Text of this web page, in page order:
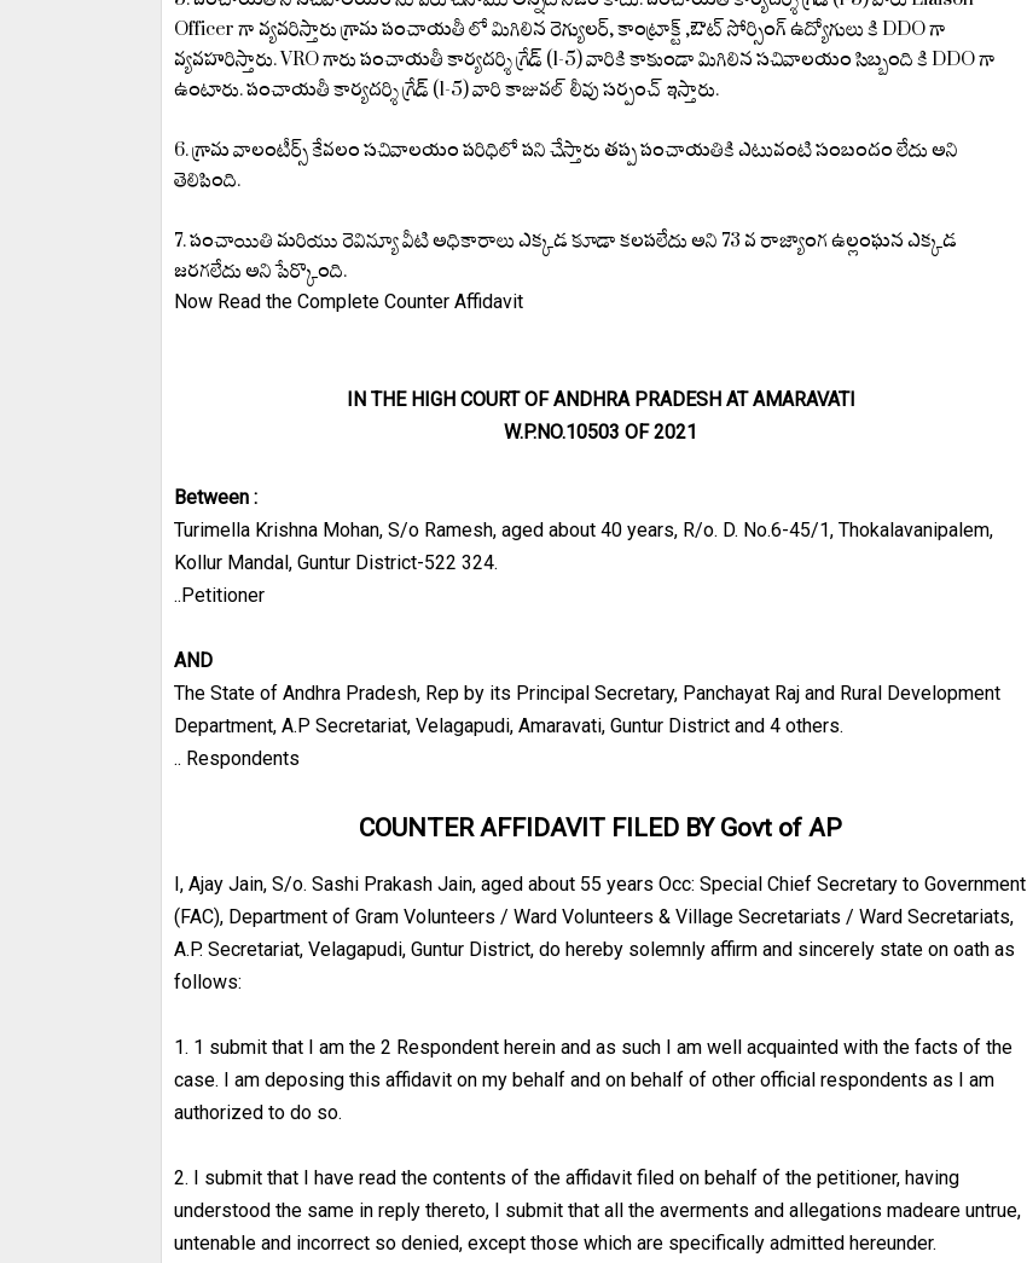
Officer గా వ్యవరిస్తారు గ్రామ పంచాయతీ లో మిగిలిన రెగ్యులర్, కాంట్రాక్ట్ ,ఔట్ సోర్సింగ్ ఉద్యోగులు కి DDO గా
వ్యవహరిస్తారు. VRO గారు పంచాయతీ కార్యదర్శి గ్రేడ్ (1-5) వారికి కాకుండా మిగిలిన సచివాలయం సిబ్బంది కి DDO గా
ఉంటారు. పంచాయతీ కార్యదర్శి గ్రేడ్ (1-5) వారి కాజువల్ లీవు సర్పంచ్ ఇస్తారు.
6. గ్రామ వాలంటీర్స్ కేవలం సచివాలయం పరిధిలో పని చేస్తారు తప్ప పంచాయతికి ఎటువంటి సంబందం లేదు అని
తెలిపింది.
7. పంచాయితి మరియు రెవిన్యూ వీటి అధికారాలు ఎక్కడ కూడా కలపలేదు అని 73 వ రాజ్యాంగ ఉల్లంఘన ఎక్కడ
జరగలేదు అని పేర్కొంది.
Now Read the Complete Counter Affidavit
IN THE HIGH COURT OF ANDHRA PRADESH AT AMARAVATI
W.P.NO.10503 OF 2021
Between :
Turimella Krishna Mohan, S/o Ramesh, aged about 40 years, R/o. D. No.6-45/1, Thokalavanipalem,
Kollur Mandal, Guntur District-522 324.
..Petitioner
AND
The State of Andhra Pradesh, Rep by its Principal Secretary, Panchayat Raj and Rural Development
Department, A.P Secretariat, Velagapudi, Amaravati, Guntur District and 4 others.
.. Respondents
COUNTER AFFIDAVIT FILED BY Govt of AP
I, Ajay Jain, S/o. Sashi Prakash Jain, aged about 55 years Occ: Special Chief Secretary to Government
(FAC), Department of Gram Volunteers / Ward Volunteers & Village Secretariats / Ward Secretariats,
A.P. Secretariat, Velagapudi, Guntur District, do hereby solemnly affirm and sincerely state on oath as
follows:
1. 1 submit that I am the 2 Respondent herein and as such I am well acquainted with the facts of the
case. I am deposing this affidavit on my behalf and on behalf of other official respondents as I am
authorized to do so.
2. I submit that I have read the contents of the affidavit filed on behalf of the petitioner, having
understood the same in reply thereto, I submit that all the averments and allegations madeare untrue,
untenable and incorrect so denied, except those which are specifically admitted hereunder.